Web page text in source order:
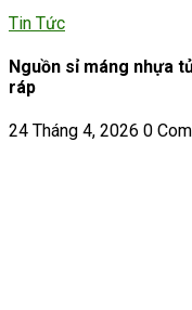
Tin Tức
Nguồn sỉ máng nhựa
ráp
24 Tháng 4, 2026 0